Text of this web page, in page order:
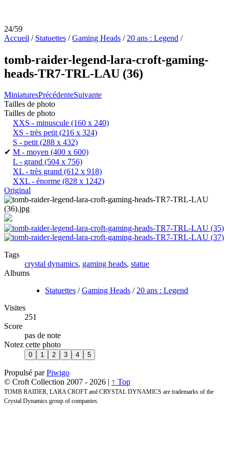
24/59
Accueil / Statuettes /Gaming Heads / 20 ans : Legend /
tomb-raider-legend-lara-croft-gaming-
heads-TR7-TRL-LAU (36)
MiniaturesPrécédenteSuivante
Tailles de photo
Tailles de photo
XXS - minuscule (160 x 240)
XS - très petit(216 x 324)
S - petit(288 x 432)
✔ M - moyen (400 x 600)
L - grand (504 x 756)
XL - très grand (612 x 918)
XXL - énorme (828 x 1242)
Original
Tags
crystal dynamics, gaming heads, statue
Albums
Statuettes /Gaming Heads /20 ans : Legend
Visites
251
Score
pas de note
Notez cette photo
Propulsé parPiwigo
© Croft Collection 2007 - 2026 | ↑ Top
TOMB RAIDER, LARA CROFT and CRYSTAL DYNAMICS are trademarks of the
Crystal Dynamics group of companies.